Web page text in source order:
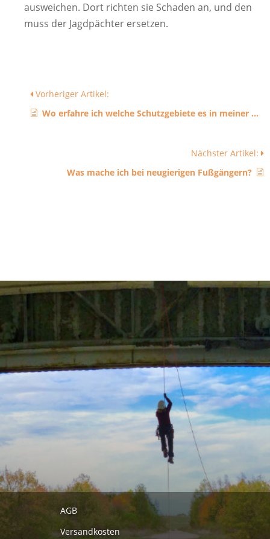
ausweichen. Dort richten sie Schaden an, und den
muss der Jagdpächter ersetzen.
Vorheriger Artikel:
Wo erfahre ich welche Schutzgebiete es in meiner Gegend gibt?
Nächster Artikel:
Was mache ich bei neugierigen Fußgängern?
AGB
Versandkosten